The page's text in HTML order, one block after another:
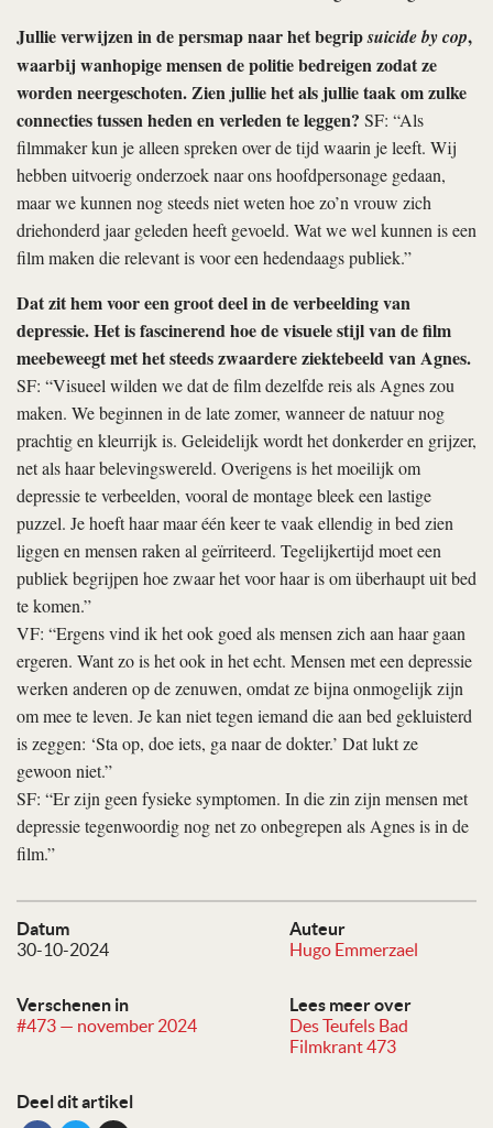
Datum
30-10-2024
Auteur
Hugo Emmerzael
Verschenen in
#473 — november 2024
Lees meer over
Des Teufels Bad
Filmkrant 473
Deel dit artikel
Jullie verwijzen in de persmap naar het begripsuicide by cop,
waarbij wanhopige mensen de politie bedreigen zodat ze
worden neergeschoten. Zien jullie het als jullie taak om zulke
connecties tussen heden en verleden te leggen? SF: “Als
filmmaker kun je alleen spreken over de tijd waarin je leeft. Wij
hebben uitvoerig onderzoek naar ons hoofdpersonage gedaan,
maar we kunnen nog steeds niet weten hoe zo’n vrouw zich
driehonderd jaar geleden heeft gevoeld. Wat we wel kunnen is een
film maken die relevant is voor een hedendaags publiek.”
Dat zit hem voor een groot deel in de verbeelding van
depressie. Het is fascinerend hoe de visuele stijl van de film
meebeweegt met het steeds zwaardere ziektebeeld van Agnes.
SF: “Visueel wilden we dat de film dezelfde reis als Agnes zou
maken. We beginnen in de late zomer, wanneer de natuur nog
prachtig en kleurrijk is. Geleidelijk wordt het donkerder en grijzer,
net als haar belevingswereld. Overigens is het moeilijk om
depressie te verbeelden, vooral de montage bleek een lastige
puzzel. Je hoeft haar maar één keer te vaak ellendig in bed zien
liggen en mensen raken al geïrriteerd. Tegelijkertijd moet een
publiek begrijpen hoe zwaar het voor haar is om überhaupt uit bed
te komen.”
VF: “Ergens vind ik het ook goed als mensen zich aan haar gaan
ergeren. Want zo is het ook in het echt. Mensen met een depressie
werken anderen op de zenuwen, omdat ze bijna onmogelijk zijn
om mee te leven. Je kan niet tegen iemand die aan bed gekluisterd
is zeggen: ‘Sta op, doe iets, ga naar de dokter.’ Dat lukt ze
gewoon niet.”
SF: “Er zijn geen fysieke symptomen. In die zin zijn mensen met
depressie tegenwoordig nog net zo onbegrepen als Agnes is in de
film.”